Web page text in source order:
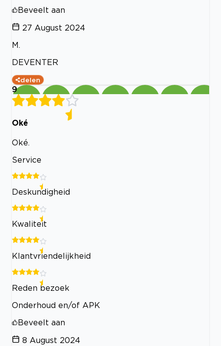
Beveelt aan
27 August 2024
M.
DEVENTER
delen
9
Oké
Oké.
Service
Deskundigheid
Kwaliteit
Klantvriendelijkheid
Reden bezoek
Onderhoud en/of APK
Beveelt aan
8 August 2024